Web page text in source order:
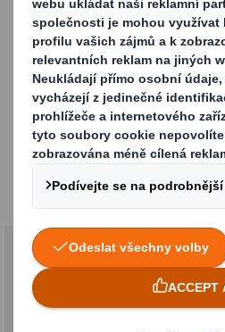
Případové
Podívejte se, jak jsme ve
těmito společnostmi
k vytvoření
pro obaly.